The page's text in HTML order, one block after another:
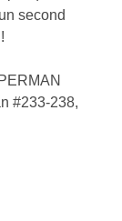
second
#233-238,